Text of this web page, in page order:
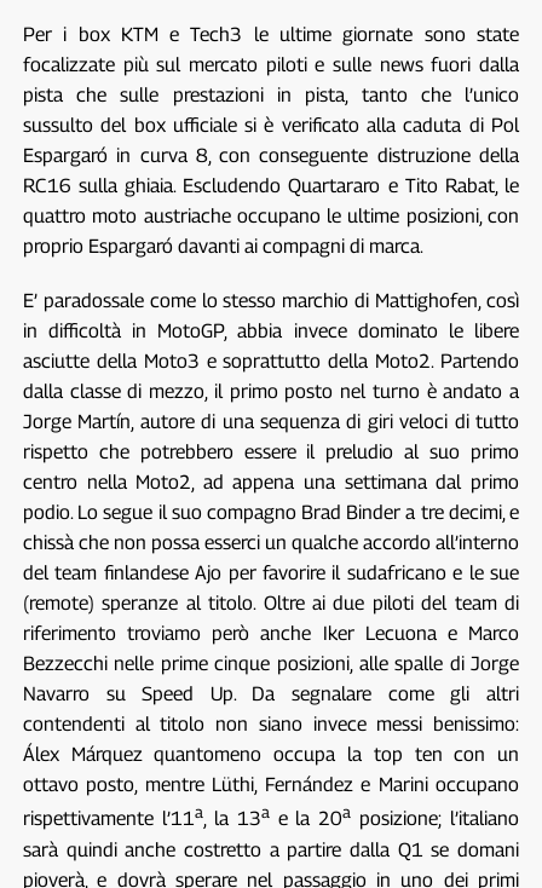
Per i box KTM e Tech3 le ultime giornate sono state
focalizzate più sul mercato piloti e sulle news fuori dalla
pista che sulle prestazioni in pista, tanto che l’unico
sussulto del box ufficiale si è verificato alla caduta di Pol
Espargaró in curva 8, con conseguente distruzione della
RC16 sulla ghiaia. Escludendo Quartararo e Tito Rabat, le
quattro moto austriache occupano le ultime posizioni, con
proprio Espargaró davanti ai compagni di marca.
E’ paradossale come lo stesso marchio di Mattighofen, così
in difficoltà in MotoGP, abbia invece dominato le libere
asciutte della Moto3 e soprattutto della Moto2. Partendo
dalla classe di mezzo, il primo posto nel turno è andato a
Jorge Martín, autore di una sequenza di giri veloci di tutto
rispetto che potrebbero essere il preludio al suo primo
centro nella Moto2, ad appena una settimana dal primo
podio. Lo segue il suo compagno Brad Binder a tre decimi, e
chissà che non possa esserci un qualche accordo all’interno
del team finlandese Ajo per favorire il sudafricano e le sue
(remote) speranze al titolo. Oltre ai due piloti del team di
riferimento troviamo però anche Iker Lecuona e Marco
Bezzecchi nelle prime cinque posizioni, alle spalle di Jorge
Navarro su Speed Up. Da segnalare come gli altri
contendenti al titolo non siano invece messi benissimo:
Álex Márquez quantomeno occupa la top ten con un
ottavo posto, mentre Lüthi, Fernández e Marini occupano
rispettivamente l’11a, la 13ae la 20a posizione; l’italiano
sarà quindi anche costretto a partire dalla Q1 se domani
pioverà, e dovrà sperare nel passaggio in uno dei primi